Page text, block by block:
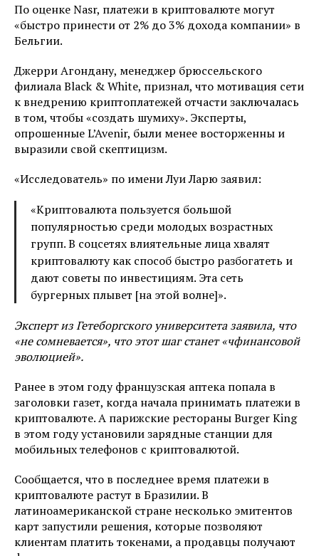
По оценке Nasr, платежи в криптовалюте могут
«быстро принести от 2% до 3% дохода компании» в
Бельгии.
Джерри Агондану, менеджер брюссельского
филиала Black & White, признал, что мотивация сети
к внедрению криптоплатежей отчасти заключалась
в том, чтобы «создать шумиху». Эксперты,
опрошенные L’Avenir, были менее восторженны и
выразили свой скептицизм.
«Исследователь» по имени Луи Ларю заявил:
«Криптовалюта пользуется большой
популярностью среди молодых возрастных
групп. В соцсетях влиятельные лица хвалят
криптовалюту как способ быстро разбогатеть и
дают советы по инвестициям. Эта сеть
бургерных плывет [на этой волне]».
Эксперт из Гетеборгского университета заявила, что
«не сомневается», что этот шаг станет «чфинансовой
эволюцией».
Ранее в этом году французская аптека попала в
заголовки газет, когда начала принимать платежи в
криптовалюте. А парижские рестораны Burger King
в этом году установили зарядные станции для
мобильных телефонов с криптовалютой.
Сообщается, что в последнее время платежи в
криптовалюте растут в Бразилии. В
латиноамериканской стране несколько эмитентов
карт запустили решения, которые позволяют
клиентам платить токенами, а продавцы получают